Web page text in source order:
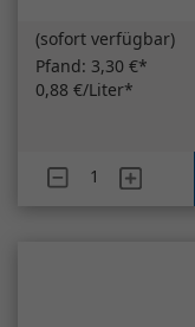
(sofort verfügbar)
Pfand: 3,30 €*
0,88 €/Liter*
Artikelanzahl